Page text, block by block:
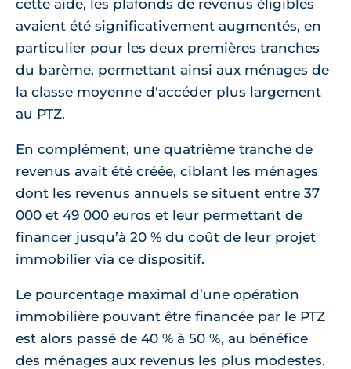
cette aide, les plafonds de revenus éligibles
avaient été significativement augmentés, en
particulier pour les deux premières tranches
du barème, permettant ainsi aux ménages de
la classe moyenne d'accéder plus largement
au PTZ.
En complément, une quatrième tranche de
revenus avait été créée, ciblant les ménages
dont les revenus annuels se situent entre 37
000 et 49 000 euros et leur permettant de
financer jusqu’à 20 % du coût de leur projet
immobilier via ce dispositif.
Le pourcentage maximal d’une opération
immobilière pouvant être financée par le PTZ
est alors passé de 40 % à 50 %, au bénéfice
des ménages aux revenus les plus modestes.